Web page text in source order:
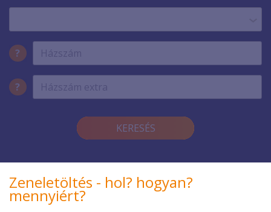
?
?
KERESÉS
Zeneletöltés - hol? hogyan?
mennyiért?